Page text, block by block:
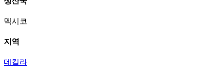
멕시코
지역
데킬라